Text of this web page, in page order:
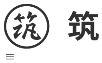
コ
ン
テ
ン
に